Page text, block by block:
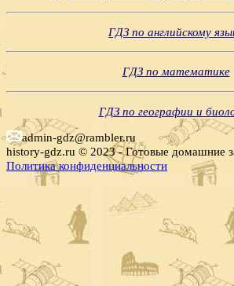
ГДЗ по английскому
ГДЗ по математике
ГДЗ по географии и
admin-gdz@rambler.ru
history-gdz.ru © 2023 - Готовые домашние
Политика конфиденциальности